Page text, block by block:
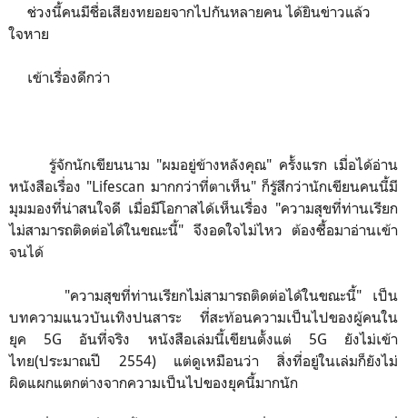
ช่วงนี้คนมีชื่อเสียงทยอยจากไปกันหลายคน ได้ยินข่าวแล้ว
ใจหาย
เข้าเรื่องดีกว่า
รู้จักนักเขียนนาม "ผมอยู่ข้างหลังคุณ" ครั้งแรก เมื่อได้อ่าน
หนังสือเรื่อง "Lifescan มากกว่าที่ตาเห็น" ก็รู้สึกว่านักเขียนคนนี้มี
มุมมองที่น่าสนใจดี เมื่อมีโอกาสได้เห็นเรื่อง "ความสุขที่ท่านเรียก
ไม่สามารถติดต่อได้ในขณะนี้" จึงอดใจไม่ไหว ต้องซื้อมาอ่านเข้า
จนได้
"ความสุขที่ท่านเรียกไม่สามารถติดต่อได้ในขณะนี้" เป็น
บทความแนวบันเทิงปนสาระ ที่สะท้อนความเป็นไปของผู้คนใน
ยุค 5G อันที่จริง หนังสือเล่มนี้เขียนตั้งแต่ 5G ยังไม่เข้า
ไทย(ประมาณปี 2554) แต่ดูเหมือนว่า สิ่งที่อยู่ในเล่มก็ยังไม่
ผิดแผกแตกต่างจากความเป็นไปของยุคนี้มากนัก